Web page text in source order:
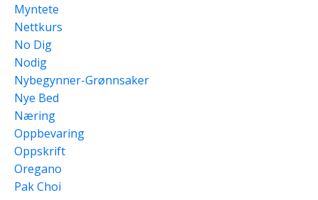
Myntete
Nettkurs
No Dig
Nodig
Nybegynner-Grønnsaker
Nye Bed
Næring
Oppbevaring
Oppskrift
Oregano
Pak Choi